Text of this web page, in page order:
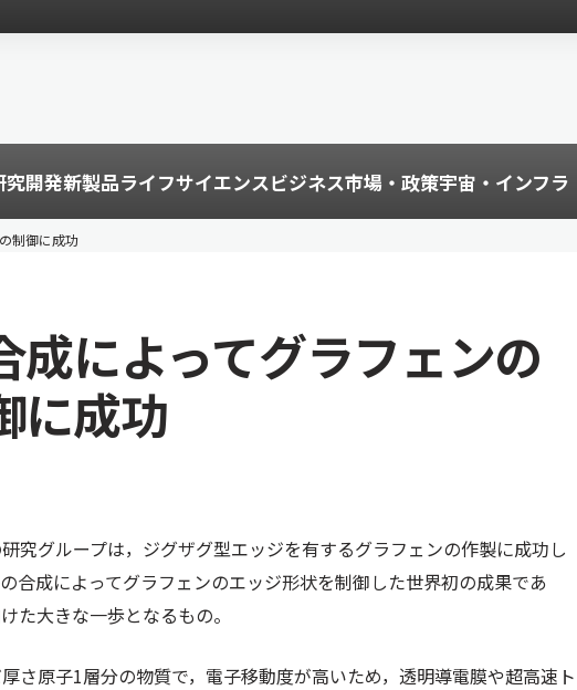
究開発新製品ライフサイエンスビジネス市場・政策宇宙・インフラ
制御に成功
成によってグラフェンの
に成功
究グループは，ジグザグ型エッジを有するグラフェンの作製に成功し
合成によってグラフェンのエッジ形状を制御した世界初の成果であ
た大きな一歩となるもの。
さ原子1層分の物質で，電子移動度が高いため，透明導電膜や超高速ト